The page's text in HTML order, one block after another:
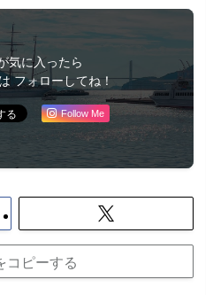
気に入ったら
フォローしてね！
Follow Me
コピーする